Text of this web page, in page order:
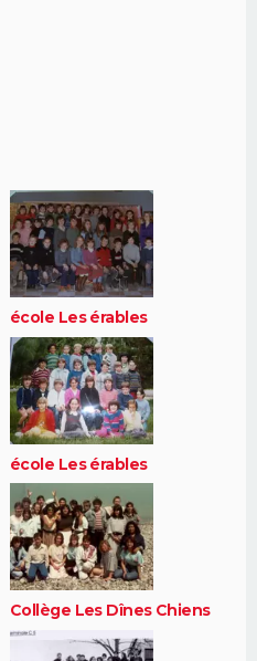
école Les érables
école Les érables
Collège Les Dînes Chiens